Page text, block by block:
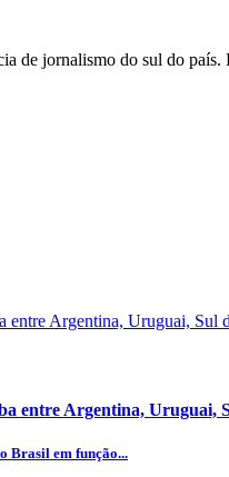
de jornalismo do sul do
entre Argentina, Uruguai,
Brasil em função...